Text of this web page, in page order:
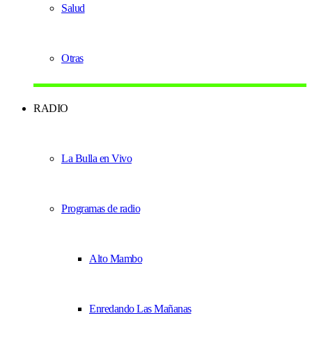
Salud
Otras
RADIO
La Bulla en Vivo
Programas de radio
Alto Mambo
Enredando Las Mañanas